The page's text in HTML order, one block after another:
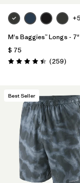
+5
M's Baggies™ Longs - 7"
$ 75
Valoración: 4.4 / 5
(259)
Best Seller